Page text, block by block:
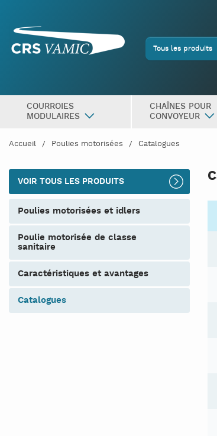
Tous les produits
COURROIES
MODULAIRES
CHAÎNES POUR
CONVOYEUR
Accueil Poulies motorisées Catalogues
VOIR TOUS LES PRODUITS
poulies motorisées et idlers
poulie motorisée de classe
sanitaire
caractéristiques et avantages
catalogues